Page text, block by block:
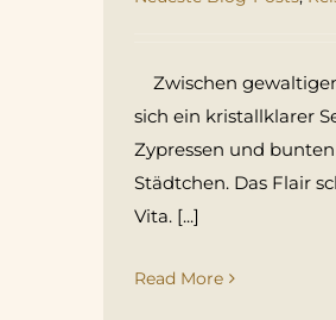
Zwischen
sich ein kristallklarer
Zypressen und
Städtchen. Das Flair
Vita. [...]
Read More